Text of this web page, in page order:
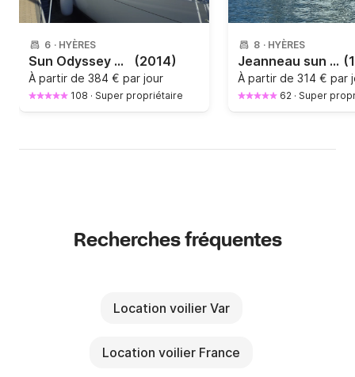
6 · HYÈRES
Sun Odyssey 349 (new) (2014)
À partir de 384 € par jour
108 · Super propriétaire
8 · HYÈRES
Jeanneau sun dance 36
À partir de 314 € par
62 · Super
Recherches fréquentes
Location voilier Var
Location voilier France